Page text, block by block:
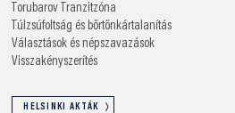
Torubarov
Tranzitzóna
Túlzsúfoltság és börtönkártalanítás
Választások és népszavazások
Visszakényszerítés
HELSINKI AKTÁK